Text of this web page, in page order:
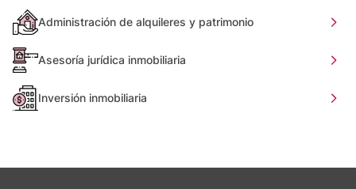
Administración de alquileres y patrimonio
Asesoría jurídica inmobiliaria
Inversión inmobiliaria